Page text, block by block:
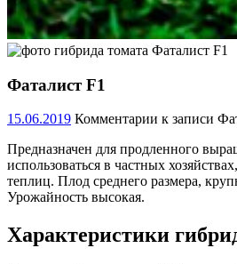
Фаталист F1
15.06.2019 Комментарии к записи
Предназначен для продленного
использоваться в частных
теплиц. Плод среднего размера,
Урожайность высокая.
Характеристики